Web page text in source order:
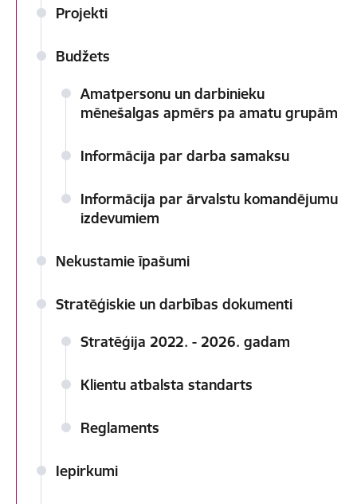
Projekti
Budžets
Amatpersonu un darbinieku
mēnešalgas apmērs pa amatu grupām
Informācija par darba samaksu
Informācija par ārvalstu komandējumu
izdevumiem
Nekustamie īpašumi
Stratēģiskie un darbības dokumenti
Stratēģija 2022. - 2026. gadam
Klientu atbalsta standarts
Reglaments
Iepirkumi